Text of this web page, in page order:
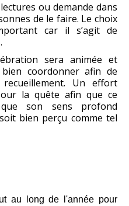
ou demande dans
de le faire. Le choix
car il s’agit de
sera animée et
coordonner afin de
Un effort
la quête afin que ce
son sens profond
bien perçu comme tel
au long de l'année pour